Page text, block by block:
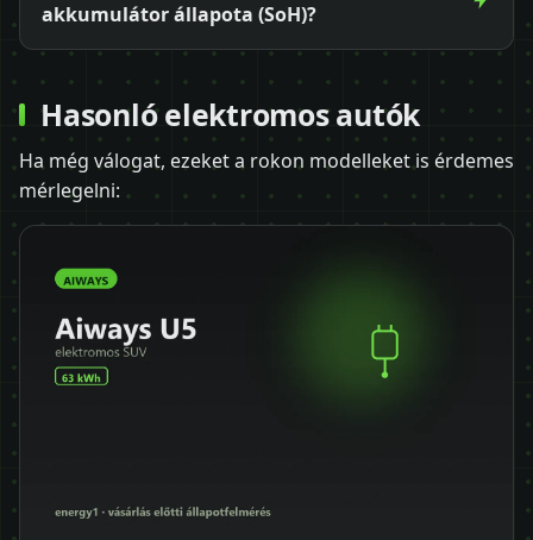
akkumulátor állapota (SoH)?
Hasonló elektromos autók
Ha még válogat, ezeket a rokon modelleket is érdemes
mérlegelni: